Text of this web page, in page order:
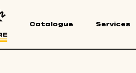
Catalogue Services